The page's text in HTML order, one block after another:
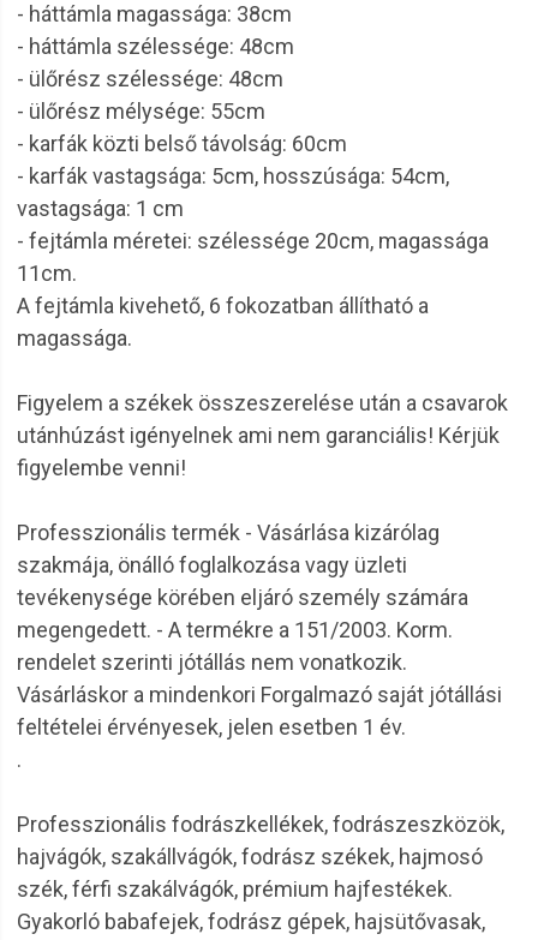
- háttámla magassága: 38cm
- háttámla szélessége: 48cm
- ülőrész szélessége: 48cm
- ülőrész mélysége: 55cm
- karfák közti belső távolság: 60cm
- karfák vastagsága: 5cm, hosszúsága: 54cm,
vastagsága: 1 cm
- fejtámla méretei: szélessége 20cm, magassága
11cm.
A fejtámla kivehető, 6 fokozatban állítható a
magassága.
Figyelem a székek összeszerelése után a csavarok
utánhúzást igényelnek ami nem garanciális! Kérjük
figyelembe venni!
Professzionális termék - Vásárlása kizárólag
szakmája, önálló foglalkozása vagy üzleti
tevékenysége körében eljáró személy számára
megengedett. - A termékre a 151/2003. Korm.
rendelet szerinti jótállás nem vonatkozik.
Vásárláskor a mindenkori Forgalmazó saját jótállási
feltételei érvényesek, jelen esetben 1 év.
.
Professzionális fodrászkellékek, fodrászeszközök,
hajvágók, szakállvágók, fodrász székek, hajmosó
szék, férfi szakálvágók, prémium hajfestékek.
Gyakorló babafejek, fodrász gépek, hajsütővasak,